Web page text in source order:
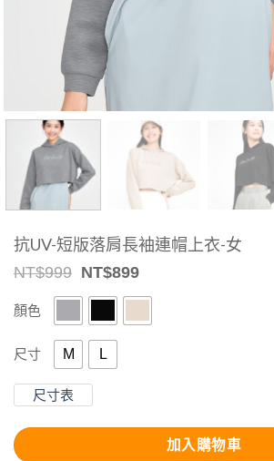
抗UV-短版落肩長袖連帽上衣-女
NT$999 Original
was:
NT$999.
NT$899Current
is:
NT$899.
顏色
尺寸 M L
尺寸表
加入購物車